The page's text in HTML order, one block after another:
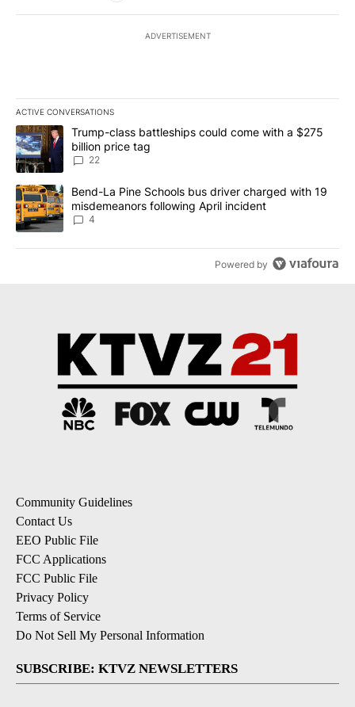
ADVERTISEMENT
ACTIVE CONVERSATIONS
The following is a list of the most commented articles in the last
A trending article titled "Trump-class battleships could come
Trump-class battleships could come with a $275
billion price tag
22
A trending article titled "Bend-La Pine Schools bus driver
Bend-La Pine Schools bus driver charged with 19
misdemeanors following April incident
4
Powered by
Community Guidelines
Contact Us
EEO Public File
FCC Applications
FCC Public File
Privacy Policy
Terms of Service
Do Not Sell My Personal Information
SUBSCRIBE: KTVZ NEWSLETTERS